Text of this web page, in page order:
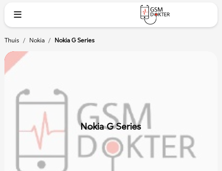
Thuis / Nokia / Nokia G Series
Nokia G Series